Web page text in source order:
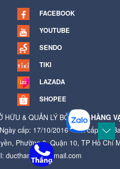
FACEBOOK
YOUTUBE
SENDO
TIKI
LAZADA
SHOPEE
HỮU & QUẢN LÝ BỞICỬA HÀNG
cấp: 17/10/2016 - Nơi cấp: Ủy
Phường 6, Quận 10, TP Hồ Chí
ducthangag@gmail.com